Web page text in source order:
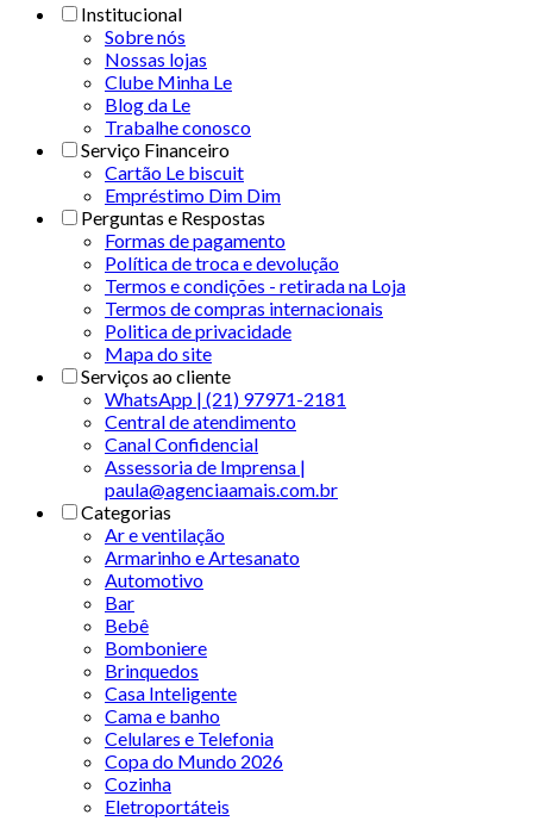
Institucional
Sobre nós
Nossas lojas
Clube Minha Le
Blog da Le
Trabalhe conosco
Serviço Financeiro
Cartão Le biscuit
Empréstimo Dim Dim
Perguntas e Respostas
Formas de pagamento
Política de troca e devolução
Termos e condições - retirada na Loja
Termos de compras internacionais
Politica de privacidade
Mapa do site
Serviços ao cliente
WhatsApp | (21) 97971-2181
Central de atendimento
Canal Confidencial
Assessoria de Imprensa |
paula@agenciaamais.com.br
Categorias
Ar e ventilação
Armarinho e Artesanato
Automotivo
Bar
Bebê
Bomboniere
Brinquedos
Casa Inteligente
Cama e banho
Celulares e Telefonia
Copa do Mundo 2026
Cozinha
Eletroportáteis